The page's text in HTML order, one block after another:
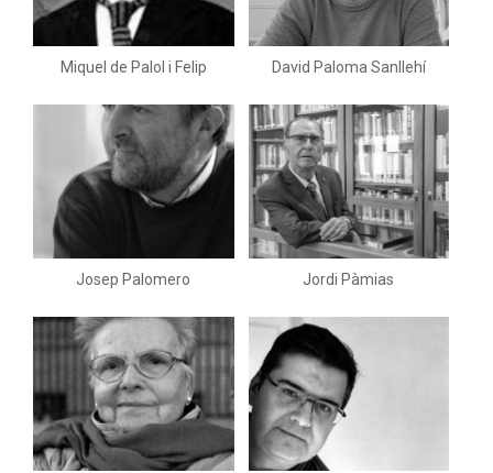
Miquel de Palol i Felip David Paloma Sanllehí
Josep Palomero Jordi Pàmias